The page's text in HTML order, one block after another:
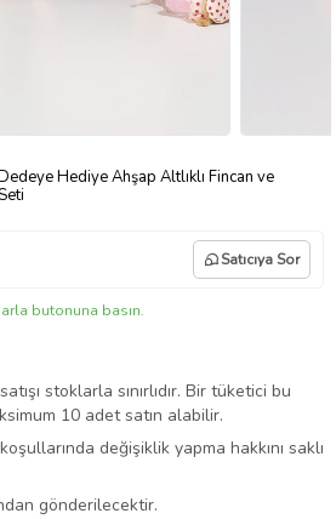
Hediye Ahşap Altlıklı Fincan ve
Satıcıya Sor
butonuna basın.
stoklarla sınırlıdır. Bir tüketici bu
10 adet satın alabilir.
değişiklik yapma hakkını saklı
gönderilecektir.